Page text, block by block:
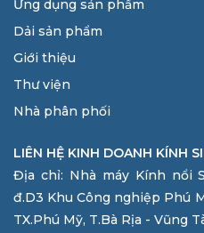
Ứng dụng sản phẩm
Dải sản phẩm
Giới thiệu
Thư viện
Nhà phân phối
LIÊN HỆ KINH DOANH KÍNH
Địa chỉ: Nhà máy Kính nổi
đ.D3 Khu Công nghiệp Phú
TX.Phú Mỹ, T.Bà Rịa - Vũng